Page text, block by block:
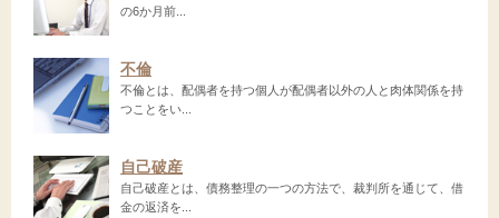
の6か月前...
不倫
不倫とは、配偶者を持つ個人が配偶者以外の人と肉体関係を持
つことをい...
自己破産
自己破産とは、債務整理の一つの方法で、裁判所を通じて、借
金の返済を...